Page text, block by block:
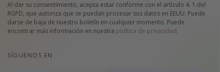
Al dar su consentimiento, acepta estar conforme con el artículo 4. 1.del
RGPD, que autoriza que se puedan procesar sus datos en EEUU. Puede
darse de baja de nuestro boletín en cualquier momento. Puede
encontrar más información en nuestra política de privacidad.
SÍGUENOS EN